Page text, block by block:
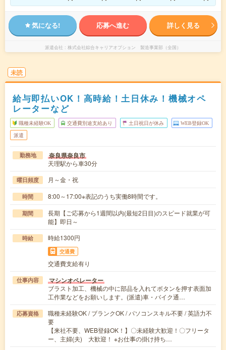
気になる! 応募へ進む 詳しく見る
派遣会社 株式会社綜合キャリアオプション 製造事業部（全国）
未読
給与即払いOK！高時給！土日休み！機械オペ
レーターなど
職種未経験OK 交通費別途支給あり 土日祝日が休み WEB登録OK
派遣
勤務地 奈良県奈良市
天理駅から車30分
曜日頻度 月～金・祝
時間 8:00～17:00※表記のうち実働8時間です。
期間
長期【ご応募から1週間以内(最短2日目)のスピード就業が可
能】即日～
時給 時給1300円
交通費
交通費支給有り
仕事内容 マシンオペレーター
ブラスト加工、機械の中に部品を入れてボタンを押す表面加
工作業などをお願いします。(派遣)車・バイク通…
応募資格
職種未経験OK / ブランクOK / パソコンスキル不要 / 英語力不
要
【来社不要、WEB登録OK！】〇未経験大歓迎！〇フリータ
ー、主婦(夫) 大歓迎！ ※お仕事の掛け持ち…